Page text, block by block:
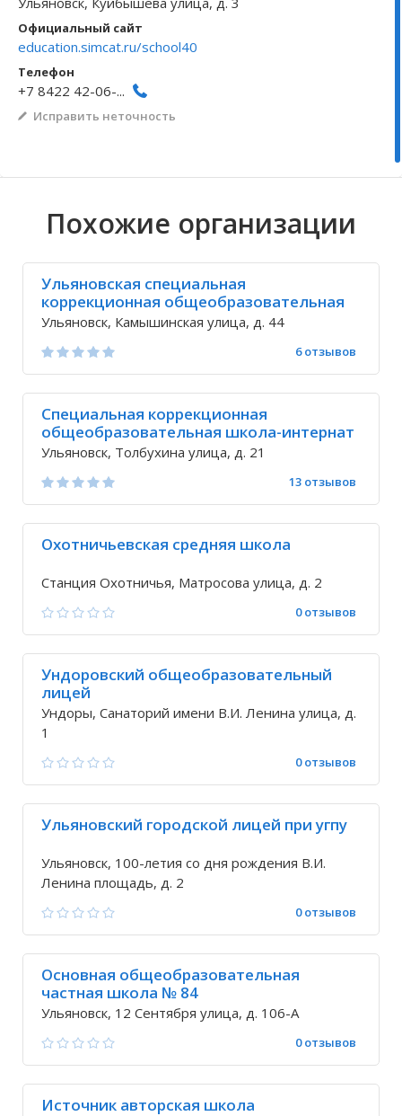
Волгоградская область
Кировоградская область
Восточно-Казахстанская область
Архангельское
Официальный сайт
education.simcat.ru/school40
Телефон
+7 8422 42-06-...
Исправить неточность
Похожие организации
Ульяновская специальная
коррекционная общеобразовательная
школа-интернат 3,4 вида
Ульяновск, Камышинская улица, д. 44
6 отзывов
Специальная коррекционная
общеобразовательная школа-интернат
№ 26 для детей с нарушениями v вида
Ульяновск, Толбухина улица, д. 21
13 отзывов
Охотничьевская средняя школа
Станция Охотничья, Матросова улица, д. 2
0 отзывов
Ундоровский общеобразовательный
лицей
Ундоры, Санаторий имени В.И. Ленина улица, д.
1
0 отзывов
Ульяновский городской лицей при угпу
Ульяновск, 100-летия со дня рождения В.И.
Ленина площадь, д. 2
0 отзывов
Основная общеобразовательная
частная школа № 84
Ульяновск, 12 Сентября улица, д. 106-А
0 отзывов
Источник авторская школа